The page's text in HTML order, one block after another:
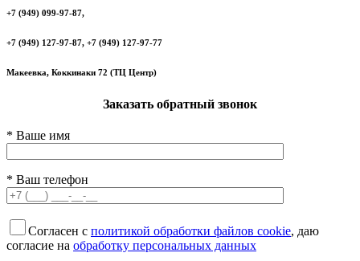
+7 (949) 099-97-87,
+7 (949) 127-97-87, +7 (949) 127-97-77
Макеевка, Коккинаки 72 (ТЦ Центр)
Заказать обратный звонок
* Ваше имя
* Ваш телефон
Согласен с политикой обработки файлов cookie, даю
согласие на обработку персональных данных